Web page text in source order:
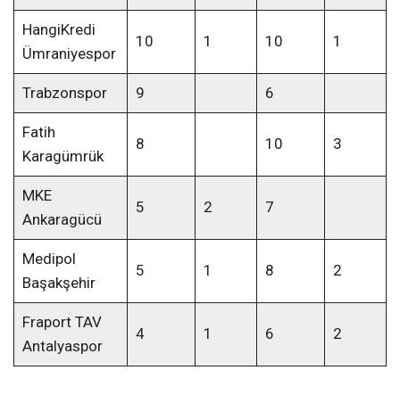
HangiKredi
Ümraniyespor
10 1 10 1
Trabzonspor 9 6
Fatih
Karagümrük
8 10 3
MKE
Ankaragücü
5 2 7
Medipol
Başakşehir
5 1 8 2
Fraport TAV
Antalyaspor
4 1 6 2